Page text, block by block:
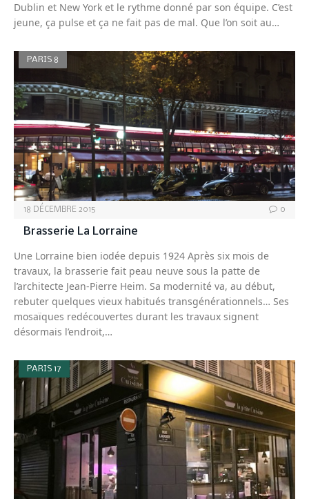
Dublin et New York et le rythme donné par son équipe. C’est
jeune, ça pulse et ça ne fait pas de mal. Que l’on soit au…
PARIS 8
18 DÉCEMBRE 2015 0
Brasserie La Lorraine
Une Lorraine bien iodée depuis 1924 Après six mois de
travaux, la brasserie fait peau neuve sous la patte de
l’architecte Jean-Pierre Heim. Sa modernité va, au début,
rebuter quelques vieux habitués transgénérationnels… Ses
mosaïques redécouvertes durant les travaux signent
désormais l’endroit,…
PARIS 17